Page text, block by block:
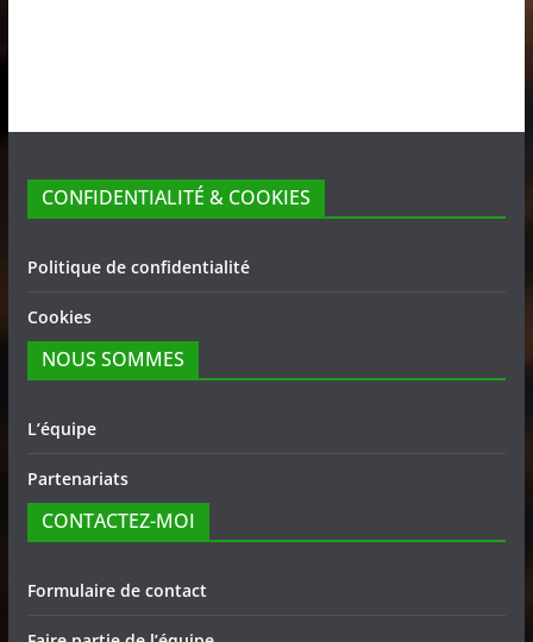
CONFIDENTIALITÉ & COOKIES
Politique de confidentialité
Cookies
NOUS SOMMES
L’équipe
Partenariats
CONTACTEZ-MOI
Formulaire de contact